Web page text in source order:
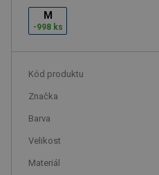
M
-998 ks
Kód produktu
Značka
Barva
Velikost
Materiál